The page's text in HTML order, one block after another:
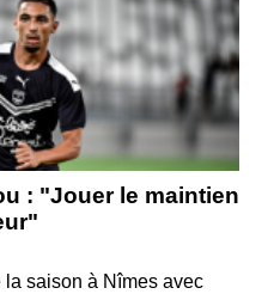
: "Jouer le maintien
la saison à Nîmes avec